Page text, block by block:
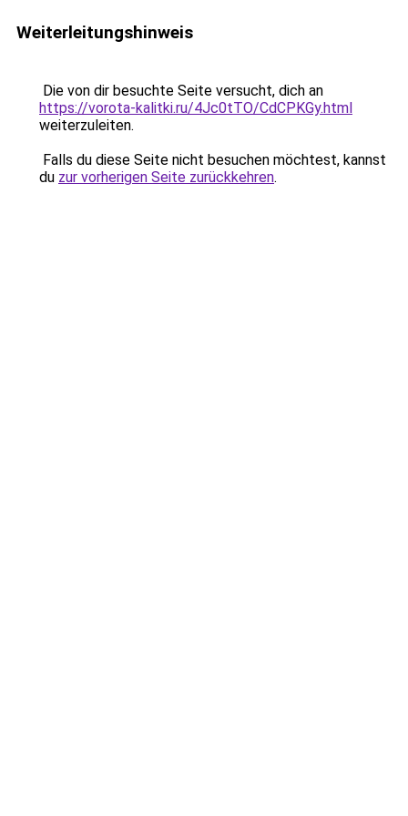
Weiterleitungshinweis
Die von dir besuchte Seite versucht, dich an
https://vorota-kalitki.ru/4Jc0tTO/CdCPKGy.html
weiterzuleiten.
Falls du diese Seite nicht besuchen möchtest, kannst
du zur vorherigen Seite zurückkehren.